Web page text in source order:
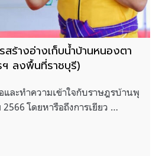
สร้างอ่างเก็บน้ำบ้านหนองตา
ลงพื้นที่ราชบุรี)
และทำความเข้าใจกับราษฎรบ้านพุ
โดยหารือถึงการเยียว …
โครงการสร้างอ่างเก็บน้ำบ้านหนองตาดั้